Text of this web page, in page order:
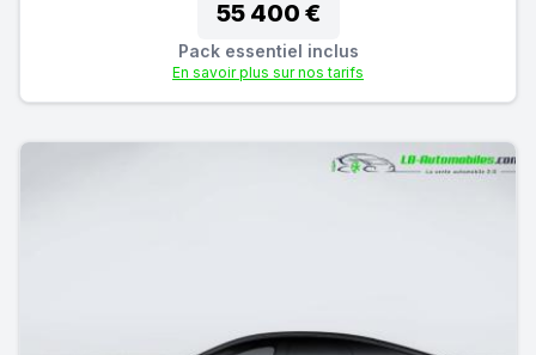
55 400 €
Pack essentiel inclus
En savoir plus sur nos tarifs